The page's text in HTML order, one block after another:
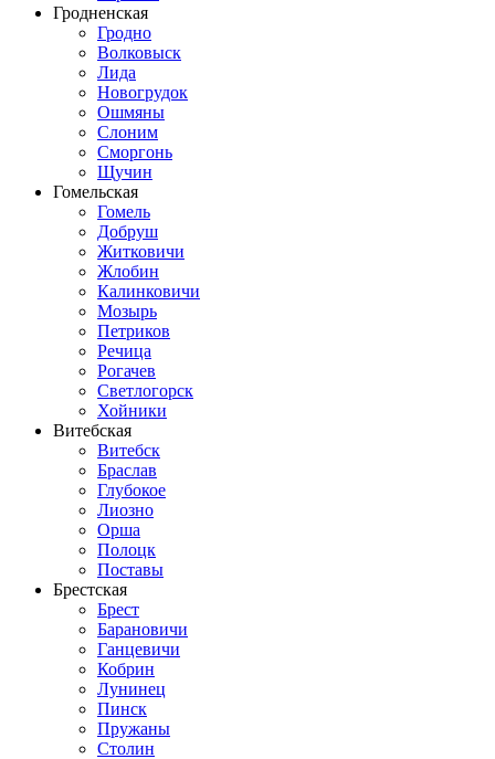
Гродненская
Гродно
Волковыск
Лида
Новогрудок
Ошмяны
Слоним
Сморгонь
Щучин
Гомельская
Гомель
Добруш
Житковичи
Жлобин
Калинковичи
Мозырь
Петриков
Речица
Рогачев
Светлогорск
Хойники
Витебская
Витебск
Браслав
Глубокое
Лиозно
Орша
Полоцк
Поставы
Брестская
Брест
Барановичи
Ганцевичи
Кобрин
Лунинец
Пинск
Пружаны
Столин